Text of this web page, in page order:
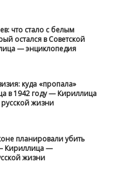
что стало с белым
остался в Советской
— энциклопедия
куда «пропала»
в 1942 году — Кириллица
жизни
планировали убить
Кириллица —
жизни